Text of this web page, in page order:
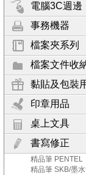
電腦3C週邊
事務機器
檔案夾系列
檔案文件收
黏貼及包裝
印章用品
桌上文具
書寫修正
精品筆 PENTEL
精品筆 SKB/墨